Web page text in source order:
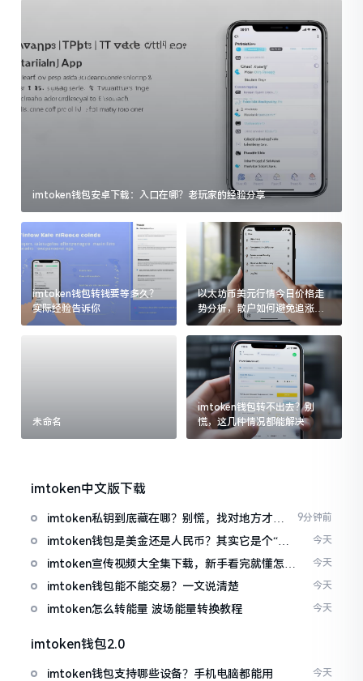
imtoken钱包安卓下载：入口在哪？老玩家的经验分享
imtoken钱包转钱要等多久？
实际经验告诉你
以太坊币美元行情今日价格走
势分析，散户如何避免追涨杀
跌被套牢
未命名
imtoken钱包转不出去？别
慌，这几种情况都能解决
imtoken中文版下载
imtoken私钥到底藏在哪？别慌，找对地方才安
心
9分钟前
imtoken钱包是美金还是人民币？其实它是个“多
面手”
今天
imtoken宣传视频大全集下载，新手看完就懂怎么
用
今天
imtoken钱包能不能交易？一文说清楚 今天
imtoken怎么转能量 波场能量转换教程 今天
imtoken钱包2.0
imtoken钱包支持哪些设备？手机电脑都能用 今天